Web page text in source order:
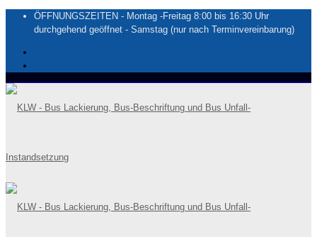
ÖFFNUNGSZEITEN - Montag -Freitag 8:00 bis 16:30 Uhr
durchgehend geöffnet - Samstag (nur nach Terminvereinbarung)